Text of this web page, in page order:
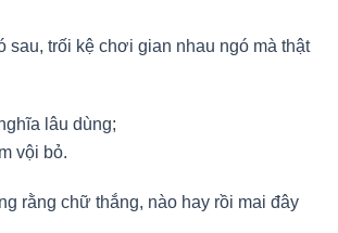
sau, trối kệ chơi gian nhau ngó mà thật
lâu dùng;
vội bỏ.
rằng chữ thắng, nào hay rồi mai đây